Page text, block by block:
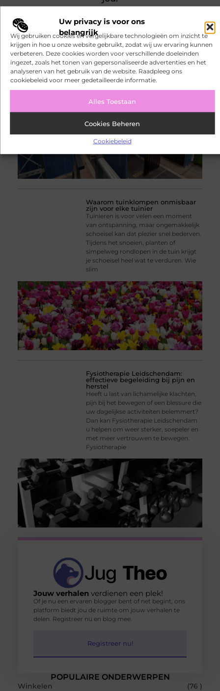
Uw privacy is voor ons
belangrijk
Wij gebruiken cookies en vergelijkbare technologieën om inzicht te
krijgen in hoe u onze website gebruikt, zodat wij uw ervaring kunnen
verbeteren. Deze cookies worden voor verschillende doeleinden
ingezet, zoals het tonen van gepersonaliseerde advertenties en het
analyseren van het gebruik van de website. Raadpleeg ons
cookiebeleid voor meer gedetailleerde informatie.
Alles Toestaan
Cookies Beheren
Cookiebeleid
altijd effectiever is dan ruimtelijke
lasafzuiging
Bedrijven die dagelijks met
lasprocessen werken, staan voor de
uitdaging om schadelijke rookdeeltjes
direct bij de bron te beheersen.
Wanneer vervuilde lucht zich eerst
door de werkruimte verspreidt, neemt
de blootstelling van medewerkers toe
en
Waarom tuinklompen onmisbaar
zijn voor elke tuinier
Tuinieren is voor velen een moment
van ontspanning, maar ongemakkelijk
schoeisel kan dat plezier snel bederven.
Tijdens het snoeien, planten of
simpelweg rondlopen in de tuin krijgt
je schoeisel heel wat te verduren. Wie
slim
Fysiotherapie Leidschendam:
effectieve begeleiding bij pijn en
herstel
Heeft u last van lichamelijke klachten,
pijn bij het bewegen of een blessure die
uw dagelijkse activiteiten belemmert?
Dan kan Fysiotherapie Leidschendam
u helpen om weer sterker, soepeler en
met meer vertrouwen te bewegen.
Fysiotherapie
POPULAIRE ONDERWERPEN
Winkelen
(76 )
Jouw verhalenverdienen een plek!
Of je nu een ervaren blogger bent of net begint, ons
platform biedt jou de ruimte om jouw verhalen te
delen. Registreer nu en blog mee.
Registreer nu!